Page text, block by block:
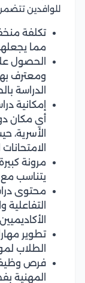
للوافدين
تكلفة
مما
الحصول
ومعترف
الدراسة
إمكانية
أي مكان
الأسرية،
مرونة
يتناسب مع
محتوى
تطوير
الطلاب
فرص
المهنية